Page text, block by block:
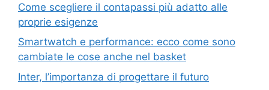
Come scegliere il contapassi più adatto alle
proprie esigenze
Smartwatch e performance: ecco come sono
cambiate le cose anche nel basket
Inter, l’importanza di progettare il futuro